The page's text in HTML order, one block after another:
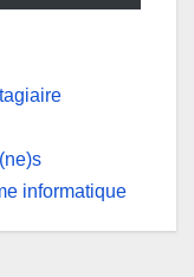
informatique